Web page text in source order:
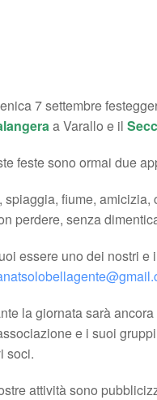
7 settembre
a Varallo e il
feste sono ormai due
spiaggia, fiume,
perdere, senza
essere uno dei nostri
la giornata sarà
e i suoi
soci.
attività sono